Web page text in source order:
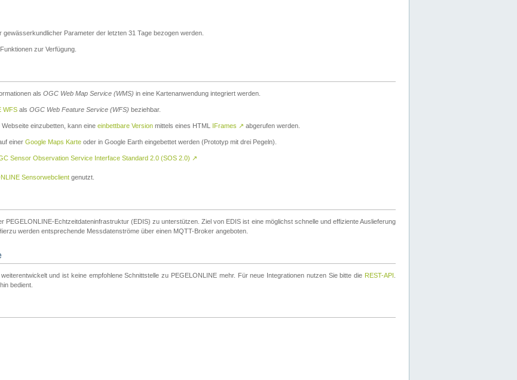
Parameter der letzten 31 Tage bezogen werden.
zur Verfügung.
als OGC Web Map Service (WMS) in eine Kartenanwendung integriert werden.
WFS als OGC Web Feature Service (WFS) beziehbar.
einzubetten, kann eine einbettbare Version mittels eines HTML IFrames ↗ abgerufen werden.
einer Google Maps Karte oder in Google Earth eingebettet werden (Prototyp mit drei Pegeln).
Sensor Observation Service Interface Standard 2.0 (SOS 2.0) ↗
Sensorwebclient genutzt.
PEGELONLINE-Echtzeitdateninfrastruktur (EDIS) zu unterstützen. Ziel von EDIS ist eine möglichst schnelle und effiziente Auslieferung
werden entsprechende Messdatenströme über einen MQTT-Broker angeboten.
und ist keine empfohlene Schnittstelle zu PEGELONLINE mehr. Für neue Integrationen nutzen Sie bitte die REST-API
bedient.